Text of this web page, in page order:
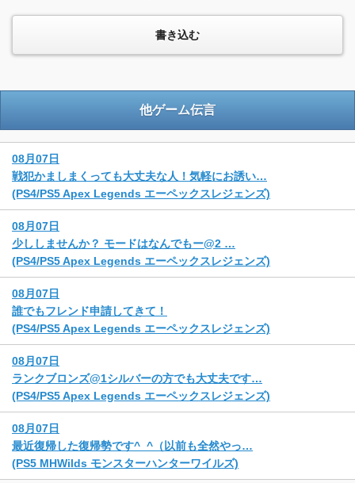
他ゲーム伝言
08月07日
戦犯かましまくっても大丈夫な人！気軽にお誘い…
(PS4/PS5 Apex Legends エーペックスレジェンズ)
08月07日
少ししませんか？ モードはなんでもー@2 …
(PS4/PS5 Apex Legends エーペックスレジェンズ)
08月07日
誰でもフレンド申請してきて！
(PS4/PS5 Apex Legends エーペックスレジェンズ)
08月07日
ランクブロンズ@1シルバーの方でも大丈夫です…
(PS4/PS5 Apex Legends エーペックスレジェンズ)
08月07日
最近復帰した復帰勢です^_^（以前も全然やっ…
(PS5 MHWilds モンスターハンターワイルズ)